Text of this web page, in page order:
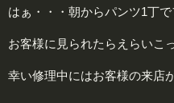
はぁ・・・朝からパンツ1丁
お客様に見られたらえらいこ
幸い修理中にはお客様の来店